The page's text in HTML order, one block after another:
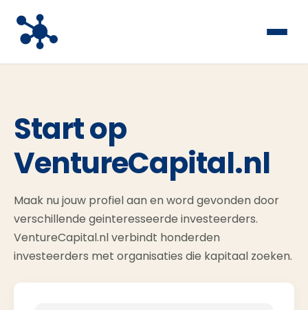
Start op
VentureCapital.nl
Maak nu jouw profiel aan en word gevonden door
verschillende geinteresseerde investeerders.
VentureCapital.nl verbindt honderden
investeerders met organisaties die kapitaal zoeken.